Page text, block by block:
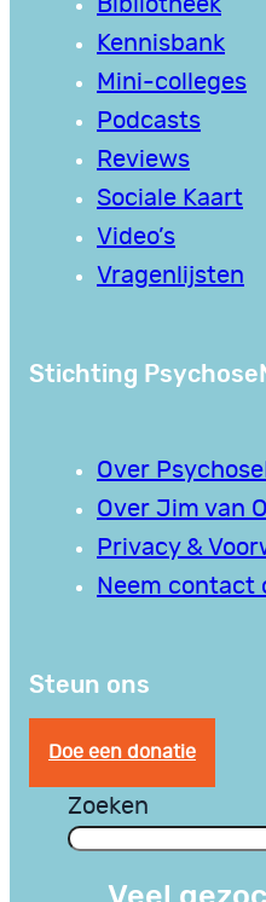
Kennisbank
Mini-colleges
Podcasts
Reviews
Sociale Kaart
Video’s
Vragenlijsten
Stichting
Over
Over Jim van
Privacy &
Neem contact
Steun ons
Doe een donatie
Zoeken